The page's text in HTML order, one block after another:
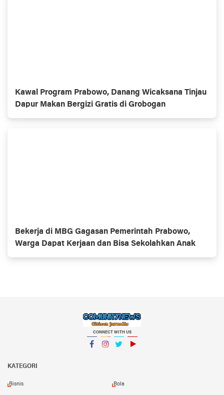
Kawal Program Prabowo, Danang Wicaksana Tinjau
Dapur Makan Bergizi Gratis di Grobogan
Bekerja di MBG Gagasan Pemerintah Prabowo,
Warga Dapat Kerjaan dan Bisa Sekolahkan Anak
CONNECT WITH US
KATEGORI
Bisnis Bola